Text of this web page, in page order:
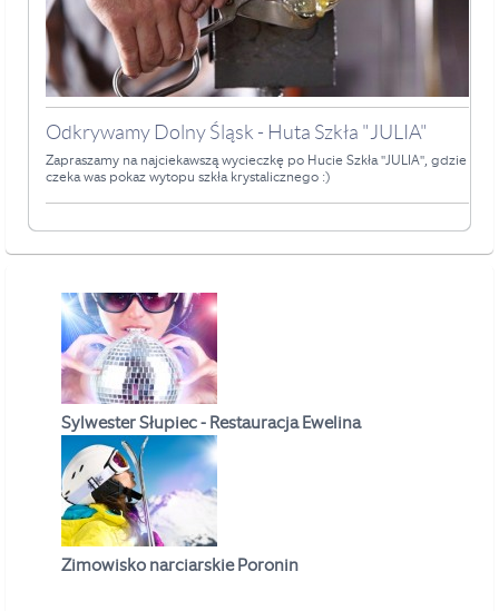
Odkrywamy Dolny Śląsk - Huta Szkła "JULIA"
Zapraszamy na najciekawszą wycieczkę po Hucie Szkła "JULIA", gdzie
czeka was pokaz wytopu szkła krystalicznego :)
Sylwester Słupiec - Restauracja Ewelina
Zimowisko narciarskie Poronin